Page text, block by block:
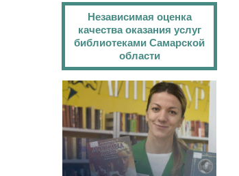
Независимая оценка
качества оказания услуг
библиотеками Самарской
области